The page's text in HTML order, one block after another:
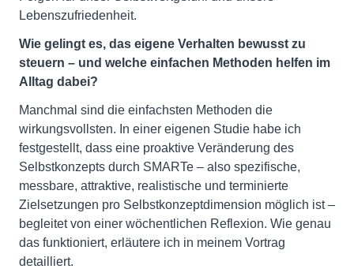
Lebenszufriedenheit.
Wie gelingt es, das eigene Verhalten bewusst zu
steuern – und welche einfachen Methoden helfen im
Alltag dabei?
Manchmal sind die einfachsten Methoden die
wirkungsvollsten. In einer eigenen Studie habe ich
festgestellt, dass eine proaktive Veränderung des
Selbstkonzepts durch SMARTe – also spezifische,
messbare, attraktive, realistische und terminierte
Zielsetzungen pro Selbstkonzeptdimension möglich ist –
begleitet von einer wöchentlichen Reflexion. Wie genau
das funktioniert, erläutere ich in meinem Vortrag
detailliert.